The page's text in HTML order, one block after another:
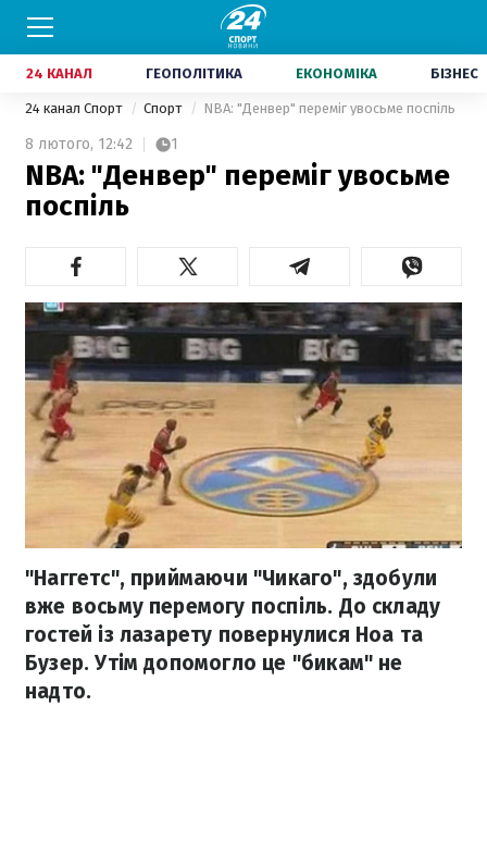
24 КАНАЛ ГЕОПОЛІТИКА ЕКОНОМІКА БІЗНЕС
24 канал Спорт Спорт NBA: "Денвер" переміг увосьме поспіль
8 лютого, 12:42 1
NBA: "Денвер" переміг увосьме
поспіль
"Наггетс", приймаючи "Чикаго", здобули
вже восьму перемогу поспіль. До складу
гостей із лазарету повернулися Ноа та
Бузер. Утім допомогло це "бикам" не
надто.